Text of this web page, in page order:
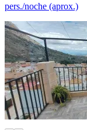
pers./noche (aprox.)